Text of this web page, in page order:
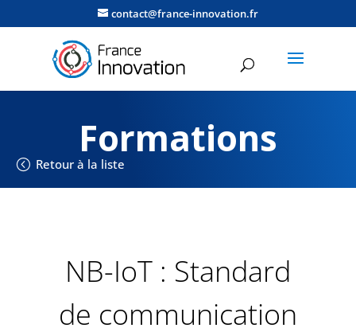
contact@france-innovation.fr
Formations
Retour à la liste
NB-IoT : Standard
de communication